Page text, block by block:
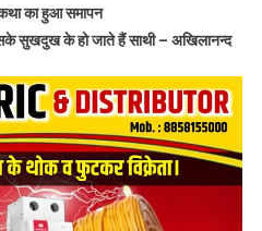
का हुआ समापन
सुखदुख के हो जाते हैं साथी – अखिलानन्द